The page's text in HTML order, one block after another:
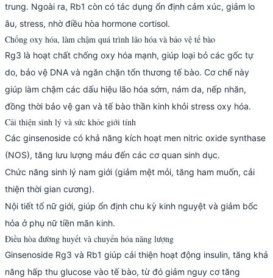
trung. Ngoài ra, Rb1 còn có tác dụng ổn định cảm xúc, giảm lo
âu, stress, nhờ điều hòa hormone cortisol.
Chống oxy hóa, làm chậm quá trình lão hóa và bảo vệ tế bào
Rg3 là hoạt chất chống oxy hóa mạnh, giúp loại bỏ các gốc tự
do, bảo vệ DNA và ngăn chặn tổn thương tế bào. Cơ chế này
giúp làm chậm các dấu hiệu lão hóa sớm, nám da, nếp nhăn,
đồng thời bảo vệ gan và tế bào thần kinh khỏi stress oxy hóa.
Cải thiện sinh lý và sức khỏe giới tính
Các ginsenoside có khả năng kích hoạt men nitric oxide synthase
(NOS), tăng lưu lượng máu đến các cơ quan sinh dục.
Chức năng sinh lý nam giới (giảm mệt mỏi, tăng ham muốn, cải
thiện thời gian cương).
Nội tiết tố nữ giới, giúp ổn định chu kỳ kinh nguyệt và giảm bốc
hỏa ở phụ nữ tiền mãn kinh.
Điều hòa đường huyết và chuyển hóa năng lượng
Ginsenoside Rg3 và Rb1 giúp cải thiện hoạt động insulin, tăng khả
năng hấp thu glucose vào tế bào, từ đó giảm nguy cơ tăng